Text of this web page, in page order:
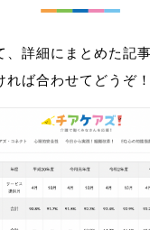
、詳細にまとめた記
れば合わせてどうぞ！